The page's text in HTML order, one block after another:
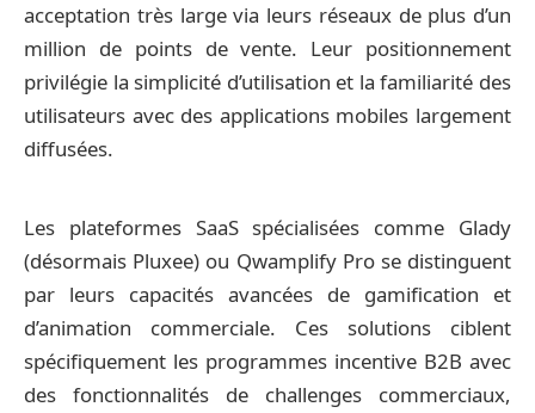
acceptation très large via leurs réseaux de plus d’un
million de points de vente. Leur positionnement
privilégie la simplicité d’utilisation et la familiarité des
utilisateurs avec des applications mobiles largement
diffusées.
Les plateformes SaaS spécialisées comme Glady
(désormais Pluxee) ou Qwamplify Pro se distinguent
par leurs capacités avancées de gamification et
d’animation commerciale. Ces solutions ciblent
spécifiquement les programmes incentive B2B avec
des fonctionnalités de challenges commerciaux,